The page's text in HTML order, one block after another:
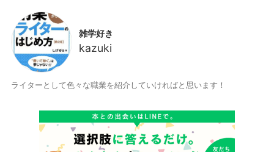
雑学好き
kazuki
ライターとして色々な職業を紹介していければと思います！